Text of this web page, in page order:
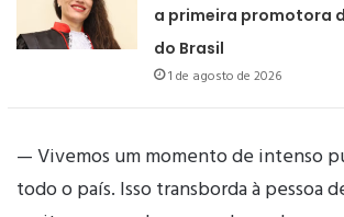
a primeira promotora
do Brasil
1 de agosto de 2026
— Vivemos um momento de intenso
todo o país. Isso transborda à pessoa